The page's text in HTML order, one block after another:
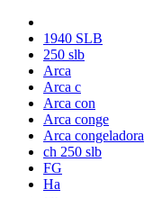
1940 SLB
250 slb
Arca
Arca c
Arca con
Arca conge
Arca congeladora
ch 250 slb
FG
Ha